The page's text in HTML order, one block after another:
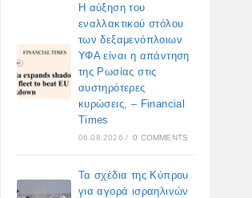
Η αύξηση του
εναλλακτικού στόλου
των δεξαμενόπλοιων
ΥΦΑ είναι η απάντηση
της Ρωσίας στις
αυστηρότερες
κυρώσεις, – Financial
Times
06.08.2026 / 0 COMMENTS
Τα σχέδια της Κύπρου
για αγορά ισραηλινών